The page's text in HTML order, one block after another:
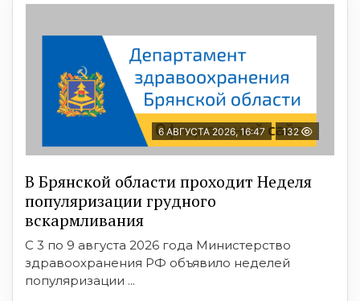
6 АВГУСТА 2026, 16:47 132
В Брянской области проходит Неделя
популяризации грудного
вскармливания
С 3 по 9 августа 2026 года Министерство
здравоохранения РФ объявило неделей
популяризации ...